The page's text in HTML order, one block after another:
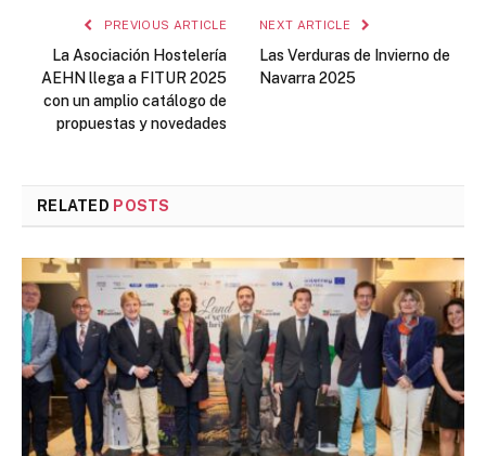
PREVIOUS ARTICLE
La Asociación Hostelería
AEHN llega a FITUR 2025
con un amplio catálogo de
propuestas y novedades
NEXT ARTICLE
Las Verduras de Invierno de
Navarra 2025
RELATED POSTS